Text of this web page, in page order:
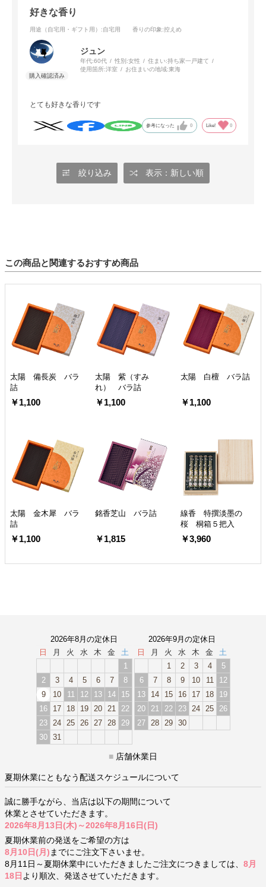
好きな香り
用途（自宅用・ギフト用） :自宅用 香りの印象:控えめ
ジュン
年代:60代 性別:女性 住まい:持ち家一戸建て
使用箇所:洋室 お住まいの地域:東海
とても好きな香りです
参考になった 0 Like! 0
絞り込み 表示：新しい順
この商品と関連するおすすめ商品
太陽 備長炭 バラ
詰
￥1,100
太陽 紫（すみ
れ） バラ詰
￥1,100
太陽 白檀 バラ詰
￥1,100
太陽 金木犀 バラ
詰
￥1,100
銘香芝山 バラ詰
￥1,815
線香 特撰淡墨の
桜 桐箱５把入
￥3,960
2026年8月の定休日
日
月 火 水 木 金
土
1
2
3 4 5 6 7
8
9
10 11 12 13 14
15
16
17 18 19 20 21
22
23 24 25 26 27 28
29
30 31
2026年9月の定休日
日
月 火 水 木 金
土
1
2 3 4
5
6
7 8 9 10 11
12
13
14 15 16 17 18
19
20
21 22 23 24 25
26
27 28 29 30
■ 店舗休業日
夏期休業にともなう配送スケジュールについて
誠に勝手ながら、当店は以下の期間について
休業とさせていただきます。
2026年8月13日(木)～2026年8月16日(日)
夏期休業前の発送をご希望の方は
8月10日(月) までにご注文下さいませ。
8月11日～夏期休業中にいただきましたご注文につきましては、 8月
18日 より順次、発送させていただきます。